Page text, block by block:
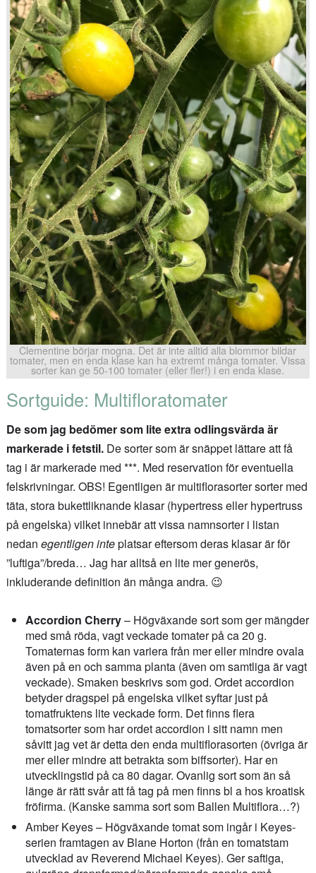
Clementine börjar mogna. Det är inte alltid alla blommor bildar
tomater, men en enda klase kan ha extremt många tomater. Vissa
sorter kan ge 50-100 tomater (eller fler!) i en enda klase.
Sortguide: Multifloratomater
De som jag bedömer som lite extra odlingsvärda är
markerade i fetstil.De sorter som är snäppet lättare att få
tag i är markerade med ***. Med reservation för eventuella
felskrivningar. OBS! Egentligen är multiflorasorter sorter med
täta, stora bukettliknande klasar (hypertress eller hypertruss
på engelska) vilket innebär att vissa namnsorter i listan
nedan egentligeninteplatsar eftersom deras klasar är för
”luftiga”/breda… Jag har alltså en lite mer generös,
inkluderande definition än många andra. 😉
Accordion Cherry– Högväxande sort som ger mängder
med små röda, vagt veckade tomater på ca 20 g.
Tomaternas form kan variera från mer eller mindre ovala
även på en och samma planta (även om samtliga är vagt
veckade). Smaken beskrivs som god. Ordet accordion
betyder dragspel på engelska vilket syftar just på
tomatfruktens lite veckade form. Det finns flera
tomatsorter som har ordet accordion i sitt namn men
såvitt jag vet är detta den enda multiflorasorten (övriga är
mer eller mindre att betrakta som biffsorter). Har en
utvecklingstid på ca 80 dagar. Ovanlig sort som än så
länge är rätt svår att få tag på men finns bl a hos kroatisk
fröfirma. (Kanske samma sort som Ballen Multiflora…?)
Amber Keyes – Högväxande tomat som ingår i Keyes-
serien framtagen av Blane Horton (från en tomatstam
utvecklad av Reverend Michael Keyes). Ger saftiga,